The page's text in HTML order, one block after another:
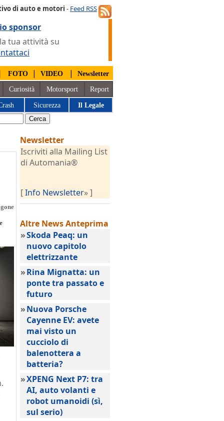
di auto e motori - Feed RSS
sponsor
tua attività su
FOTO | VIDEO | Newsletter
Curiosità Motorsport Report
Sicurezza Il Legale
Newsletter
Iscriviti alla Mailing List
di Automania®
[Info Newsletter» ]
Altre NewsAnteprima
»Skoda Peaq: un
nuovo capitolo
elettrizzante
»Rina Mignatta: un
ponte tra passato e
futuro
»Nuova Porsche
Cayenne EV: avete
mai visto un
cucciolo di
balenottera a
batteria?
»XPENG Next P7: tra
AI, auto volanti e
robot umanoidi (sì,
sul serio)